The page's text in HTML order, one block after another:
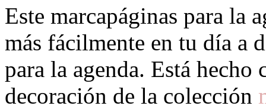
Este marcapáginas para la
más fácilmente en tu día a
para la agenda. Está
decoración de la colección